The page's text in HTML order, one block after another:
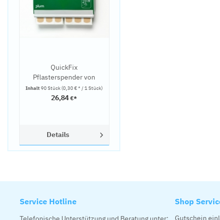
QuickFix
Pflasterspender von
PLUM
Inhalt90 Stück(0,30 € * / 1 Stück)
26,84€*
Details
Service Hotline Shop
Gutschein